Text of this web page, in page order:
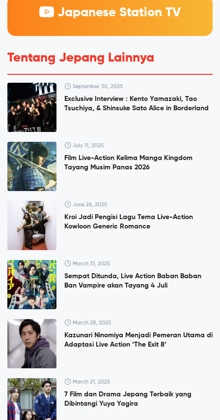
Japanese Station TV
Tentang Jepang Lainnya
September 30, 2025
Exclusive Interview : Kento Yamazaki, Tao
Tsuchiya, & Shinsuke Sato Alice in Borderland
July 11, 2025
Film Live-Action Kelima Manga Kingdom
Tayang Musim Panas 2026
June 26, 2025
Kroi Jadi Pengisi Lagu Tema Live-Action
Kowloon Generic Romance
March 31, 2025
Sempat Ditunda, Live Action Baban Baban
Ban Vampire akan Tayang 4 Juli
March 28, 2025
Kazunari Ninomiya Menjadi Pemeran Utama di
Adaptasi Live Action ‘The Exit 8’
March 21, 2025
7 Film dan Drama Jepang Terbaik yang
Dibintangi Yuya Yagira